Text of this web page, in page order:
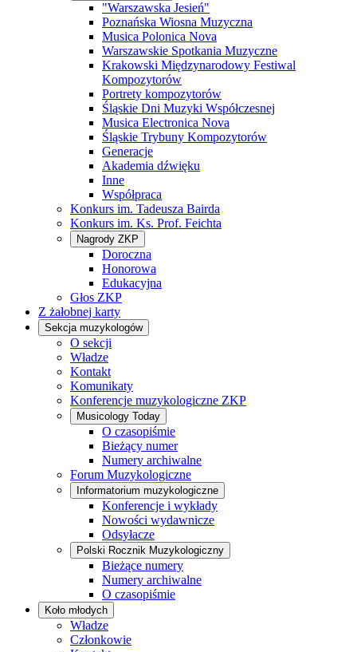
"Warszawska Jesień"
Poznańska Wiosna Muzyczna
Musica Polonica Nova
Warszawskie Spotkania Muzyczne
Krakowski Międzynarodowy Festiwal
Kompozytorów
Portrety kompozytorów
Śląskie Dni Muzyki Współczesnej
Musica Electronica Nova
Śląskie Trybuny Kompozytorów
Generacje
Akademia dźwięku
Inne
Współpraca
Konkurs im. Tadeusza Bairda
Konkurs im. Ks. Prof. Feichta
Nagrody ZKP
Doroczna
Honorowa
Edukacyjna
Głos ZKP
Z żałobnej karty
Sekcja muzykologów
O sekcji
Władze
Kontakt
Komunikaty
Konferencje muzykologiczne ZKP
Musicology Today
O czasopiśmie
Bieżący numer
Numery archiwalne
Forum Muzykologiczne
Informatorium muzykologiczne
Konferencje i wykłady
Nowości wydawnicze
Odsyłacze
Polski Rocznik Muzykologiczny
Bieżące numery
Numery archiwalne
O czasopiśmie
Koło młodych
Władze
Członkowie